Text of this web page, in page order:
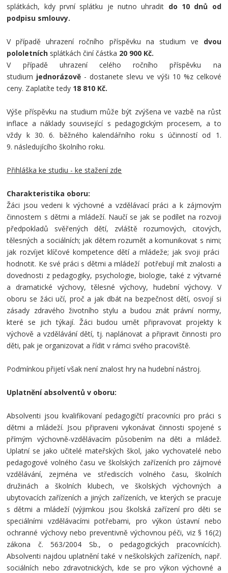
splátkách, kdy první splátku je nutno uhradit do 10 dnů od
podpisu smlouvy.
V případě uhrazení ročního příspěvku na studium ve
dvou
pololetních splátkách činí částka 20 900 Kč.
V případě uhrazení celého ročního příspěvku na
studium jednorázově - dostanete slevu ve výši 10 %z celkové
ceny. Zaplatíte tedy 18 810 Kč.
Výše příspěvku na studium může být zvýšena ve vazbě na růst
inflace a náklady související s pedagogickým procesem, a to
vždy k 30. 6. běžného kalendářního roku s účinností od 1.
9. následujícího školního roku.
Přihláška ke studiu - ke stažení zde
Charakteristika oboru:
Žáci jsou vedeni k výchovné a vzdělávací práci a k zájmovým
činnostem s dětmi a mládeží. Naučí se jak se podílet na rozvoji
předpokladů svěřených dětí, zvláště rozumových, citových,
tělesných a sociálních; jak dětem rozumět a komunikovat s nimi;
jak rozvíjet klíčové kompetence dětí a mládeže; jak svoji práci
hodnotit. Ke své práci s dětmi a mládeží potřebují mít znalosti a
dovednosti z pedagogiky, psychologie, biologie, také z výtvarné
a dramatické výchovy, tělesné výchovy, hudební výchovy. V
oboru se žáci učí, proč a jak dbát na bezpečnost dětí, osvojí si
zásady zdravého životního stylu a budou znát právní normy,
které se jich týkají. Žáci budou umět připravovat projekty k
výchově a vzdělávání dětí, tj. naplánovat a připravit činnosti pro
děti, pak je organizovat a řídit v rámci svého pracoviště.
Podmínkou přijetí však není znalost hry na hudební nástroj.
Uplatnění absolventů v oboru:
Absolventi jsou kvalifikovaní pedagogičtí pracovníci pro práci s
dětmi a mládeží. Jsou připraveni vykonávat činnosti spojené s
přímým výchovně-vzdělávacím působením na děti a mládež.
Uplatní se jako učitelé mateřských škol, jako vychovatelé nebo
pedagogové volného času ve školských zařízeních pro zájmové
vzdělávání, zejména ve střediscích volného času, školních
družinách a školních klubech, ve školských výchovných a
ubytovacích zařízeních a jiných zařízeních, ve kterých se pracuje
s dětmi a mládeží (výjimkou jsou školská zařízení pro děti se
speciálními vzdělávacími potřebami, pro výkon ústavní nebo
ochranné výchovy nebo preventivně výchovnou péči, viz § 16(2)
zákona č. 563/2004 Sb., o pedagogických pracovnících).
Absolventi najdou uplatnění také v neškolských zařízeních, např.
sociálních nebo zdravotnických, kde se pro výkon výchovné a